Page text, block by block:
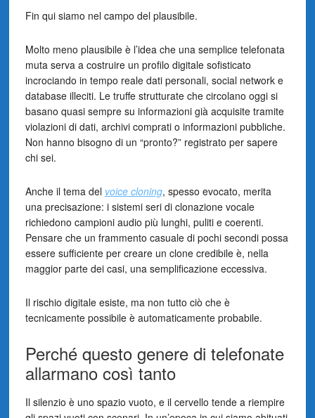
Fin qui siamo nel campo del plausibile.
Molto meno plausibile è l’idea che una semplice telefonata
muta serva a costruire un profilo digitale sofisticato
incrociando in tempo reale dati personali, social network e
database illeciti. Le truffe strutturate che circolano oggi si
basano quasi sempre su informazioni già acquisite tramite
violazioni di dati, archivi comprati o informazioni pubbliche.
Non hanno bisogno di un “pronto?” registrato per sapere
chi sei.
Anche il tema del voice cloning, spesso evocato, merita
una precisazione: i sistemi seri di clonazione vocale
richiedono campioni audio più lunghi, puliti e coerenti.
Pensare che un frammento casuale di pochi secondi possa
essere sufficiente per creare un clone credibile è, nella
maggior parte dei casi, una semplificazione eccessiva.
Il rischio digitale esiste, ma non tutto ciò che è
tecnicamente possibile è automaticamente probabile.
Perché questo genere di telefonate
allarmano così tanto
Il silenzio è uno spazio vuoto, e il cervello tende a riempire